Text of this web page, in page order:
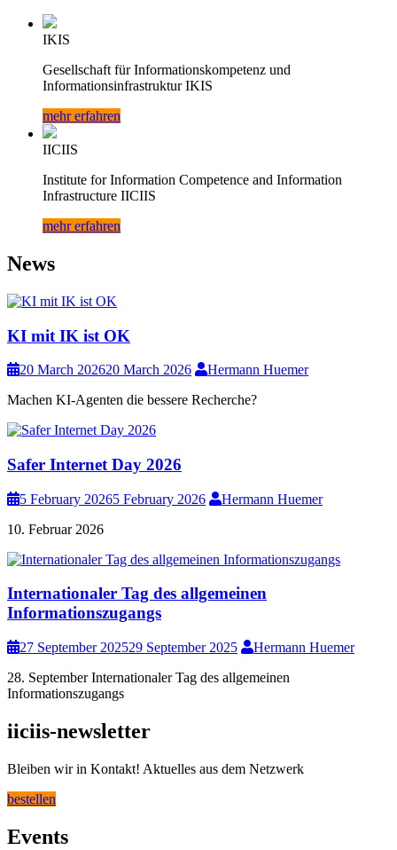
IKIS
Gesellschaft für Informationskompetenz und
Informationsinfrastruktur IKIS
mehr erfahren
IICIIS
Institute for Information Competence and Information
Infrastructure IICIIS
mehr erfahren
News
KI mit IK ist OK
20 March 202620 March 2026
Hermann Huemer
Machen KI-Agenten die bessere Recherche?
Safer Internet Day 2026
5 February 20265 February 2026
Hermann Huemer
10. Februar 2026
Internationaler Tag des allgemeinen
Informationszugangs
27 September 202529 September 2025
Hermann Huemer
28. September Internationaler Tag des allgemeinen
Informationszugangs
iiciis-newsletter
Bleiben wir in Kontakt! Aktuelles aus dem Netzwerk
bestellen
Events